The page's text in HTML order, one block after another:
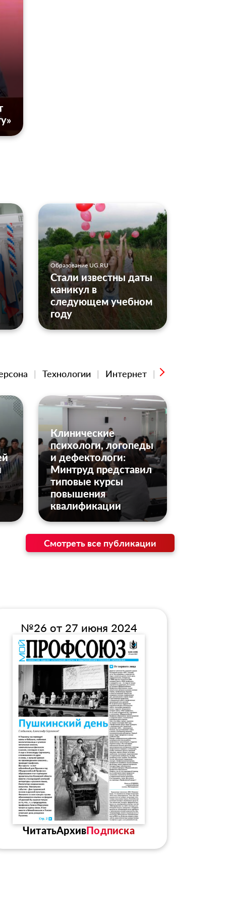
Образование UG.RU
Стали известны даты
каникул в
следующем учебном
году
Технологии Интернет Туризм
Клинические
психологи, логопеды
и дефектологи:
Минтруд представил
типовые курсы
повышения
квалификации
Смотреть все публикации
№26 от 27 июня 2024
ЧитатьАрхивПодписка